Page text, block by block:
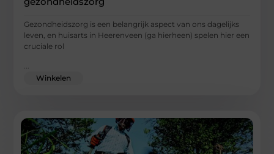
Gezondheidszorg is een belangrijk aspect van ons dagelijks
leven, en huisarts in Heerenveen (ga hierheen) spelen hier een
cruciale rol
...
Winkelen